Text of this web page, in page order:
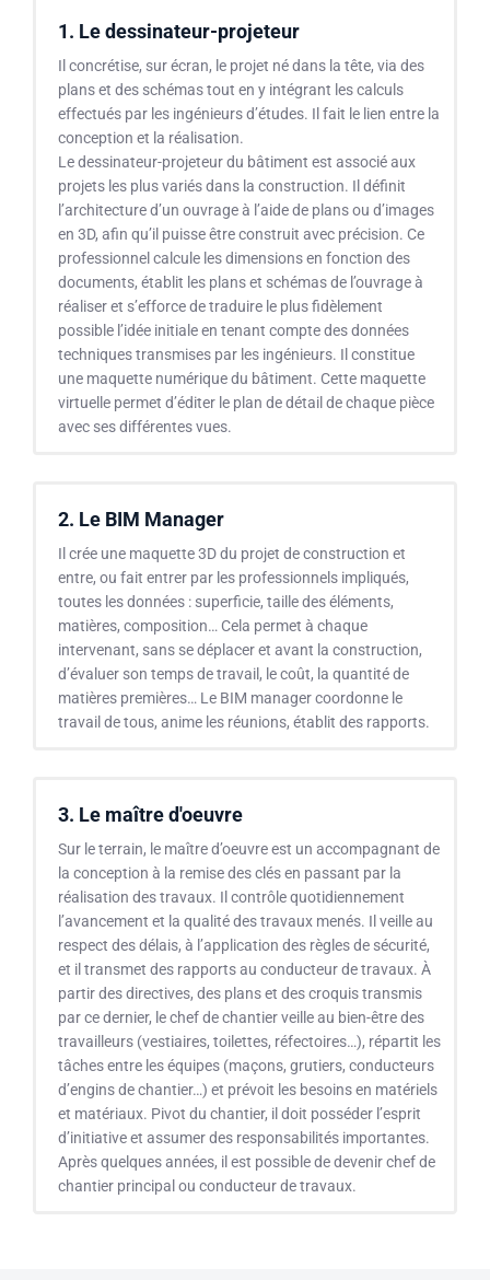
1. Le dessinateur-projeteur
Il concrétise, sur écran, le projet né dans la tête, via des
plans et des schémas tout en y intégrant les calculs
effectués par les ingénieurs d’études. Il fait le lien entre la
conception et la réalisation.
Le dessinateur-projeteur du bâtiment est associé aux
projets les plus variés dans la construction. Il définit
l’architecture d’un ouvrage à l’aide de plans ou d’images
en 3D, afin qu’il puisse être construit avec précision. Ce
professionnel calcule les dimensions en fonction des
documents, établit les plans et schémas de l’ouvrage à
réaliser et s’efforce de traduire le plus fidèlement
possible l’idée initiale en tenant compte des données
techniques transmises par les ingénieurs. Il constitue
une maquette numérique du bâtiment. Cette maquette
virtuelle permet d’éditer le plan de détail de chaque pièce
avec ses différentes vues.
2. Le BIM Manager
Il crée une maquette 3D du projet de construction et
entre, ou fait entrer par les professionnels impliqués,
toutes les données : superficie, taille des éléments,
matières, composition… Cela permet à chaque
intervenant, sans se déplacer et avant la construction,
d’évaluer son temps de travail, le coût, la quantité de
matières premières… Le BIM manager coordonne le
travail de tous, anime les réunions, établit des rapports.
3. Le maître d'oeuvre
Sur le terrain, le maître d’oeuvre est un accompagnant de
la conception à la remise des clés en passant par la
réalisation des travaux. Il contrôle quotidiennement
l’avancement et la qualité des travaux menés. Il veille au
respect des délais, à l’application des règles de sécurité,
et il transmet des rapports au conducteur de travaux. À
partir des directives, des plans et des croquis transmis
par ce dernier, le chef de chantier veille au bien-être des
travailleurs (vestiaires, toilettes, réfectoires…), répartit les
tâches entre les équipes (maçons, grutiers, conducteurs
d’engins de chantier…) et prévoit les besoins en matériels
et matériaux. Pivot du chantier, il doit posséder l’esprit
d’initiative et assumer des responsabilités importantes.
Après quelques années, il est possible de devenir chef de
chantier principal ou conducteur de travaux.